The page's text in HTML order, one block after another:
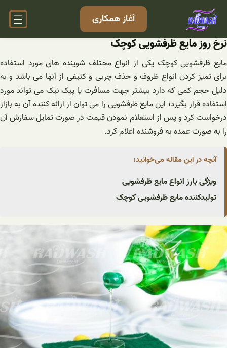
رفتن
آغاز همکاری
نرخ روز مایع ظرفشویی کوچک
مایع ظرفشویی کوچک یکی از انواع مختلف شوینده های مورد استفاده
برای تمیز کردن انواع ظروف و حذف چربی و کثیفی از آنها می ‌باشد و به
دلیل حجم کمی که دارد بیشتر جهت مسافرت یا پیک نیک می تواند مورد
استفاده قرار بگیرد؛ این مایع ظرفشویی را می ‌توان از ارائه کننده آن به بازار
درخواست کرد و پس از استعلام نمودن قیمت در صورت تمایل سفارش آن
را به صورت عمده به فروشنده اعلام کرد.
آنچه در این مقاله می‌خوانید:
ویژگی بارز انواع مایع ظرفشویی
تولیدکننده مایع ظرفشویی کوچک